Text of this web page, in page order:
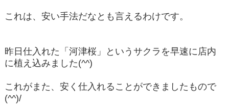
これは、安い手法だなとも言えるわけです。
昨日仕入れた「河津桜」というサクラを早速に店内
に植え込みました(^^)
これがまた、安く仕入れることができましたもので
(^^)/